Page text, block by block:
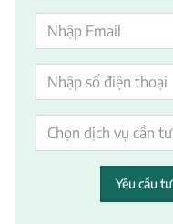
Chọn dịch vụ cần
Yêu cầu